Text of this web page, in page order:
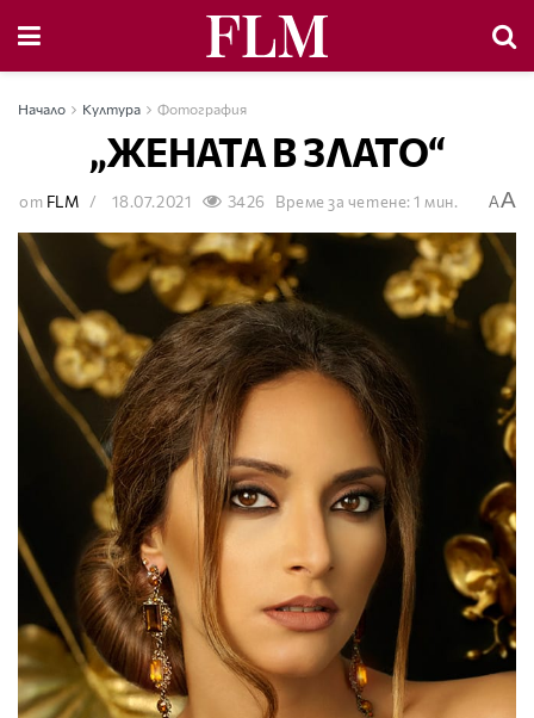
Начало Култура Фотография
„ЖЕНАТА В ЗЛАТО“
от FLM 18.07.2021 3426 Време за четене: 1 мин. AA